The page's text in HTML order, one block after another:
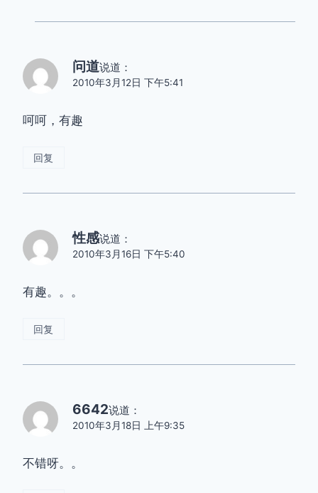
问道说道：
2010年3月12日 下午5:41
呵呵，有趣
回复
性感说道：
2010年3月16日 下午5:40
有趣。。。
回复
6642说道：
2010年3月18日 上午9:35
不错呀。。